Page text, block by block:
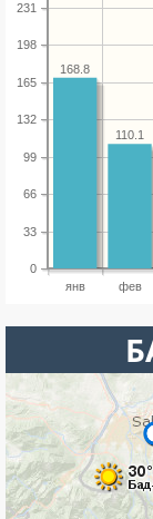
янв фев
0
33
66
99
132
165
198
231
110.1
168.8